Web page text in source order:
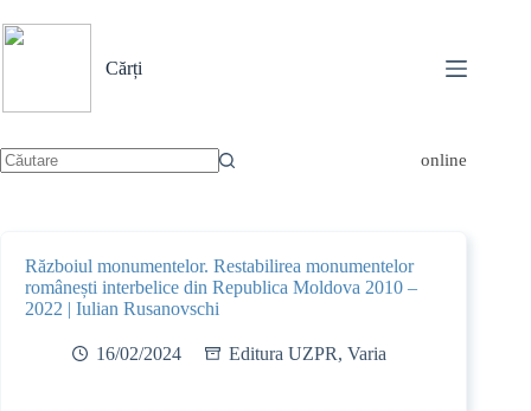
la
conținut
Cărți
online
Războiul monumentelor. Restabilirea monumentelor
românești interbelice din Republica Moldova 2010 –
2022 | Iulian Rusanovschi
16/02/2024 Editura UZPR, Varia